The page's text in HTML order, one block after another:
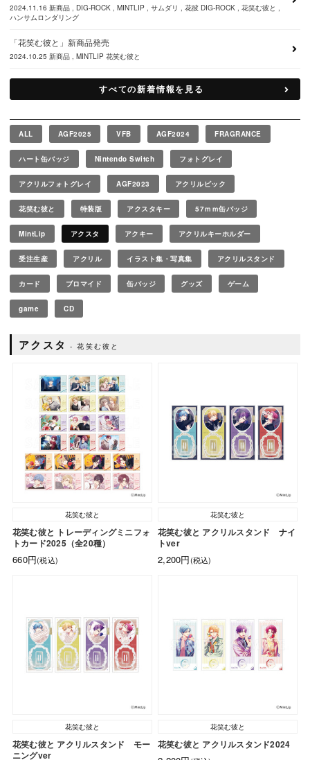
2024.11.16 新商品 DIG-ROCK MINTLIP サムダリ 花彼 DIG-ROCK
花笑む彼と
ハンサムロンダリング
「花笑む彼と」新商品発売
2024.10.25 新商品 MINTLIP 花笑む彼と
すべての新着情報を見る
ALL AGF2025 VFB AGF2024 FRAGRANCE
ハート缶バッジ Nintendo Switch フォトグレイ
アクリルフォトグレイ AGF2023 アクリルピック
花笑む彼と 特装版 アクスタキー 57ｍｍ缶バッジ
MintLip アクスタ アクキー アクリルキーホルダー
受注生産 アクリル イラスト集・写真集 アクリルスタンド
カード ブロマイド 缶バッジ グッズ ゲーム
game CD
アクスタ 花笑む彼と
花笑む彼と
花笑む彼と トレーディングミニフォ
トカード2025（全20種）
660円(税込)
花笑む彼と
花笑む彼と アクリルスタンド ナイ
トver
2,200円(税込)
花笑む彼と
花笑む彼と アクリルスタンド モー
ニングver
花笑む彼と
花笑む彼と アクリルスタンド2024